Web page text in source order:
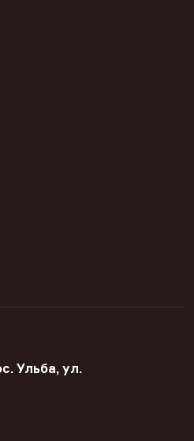
Ульба, ул.